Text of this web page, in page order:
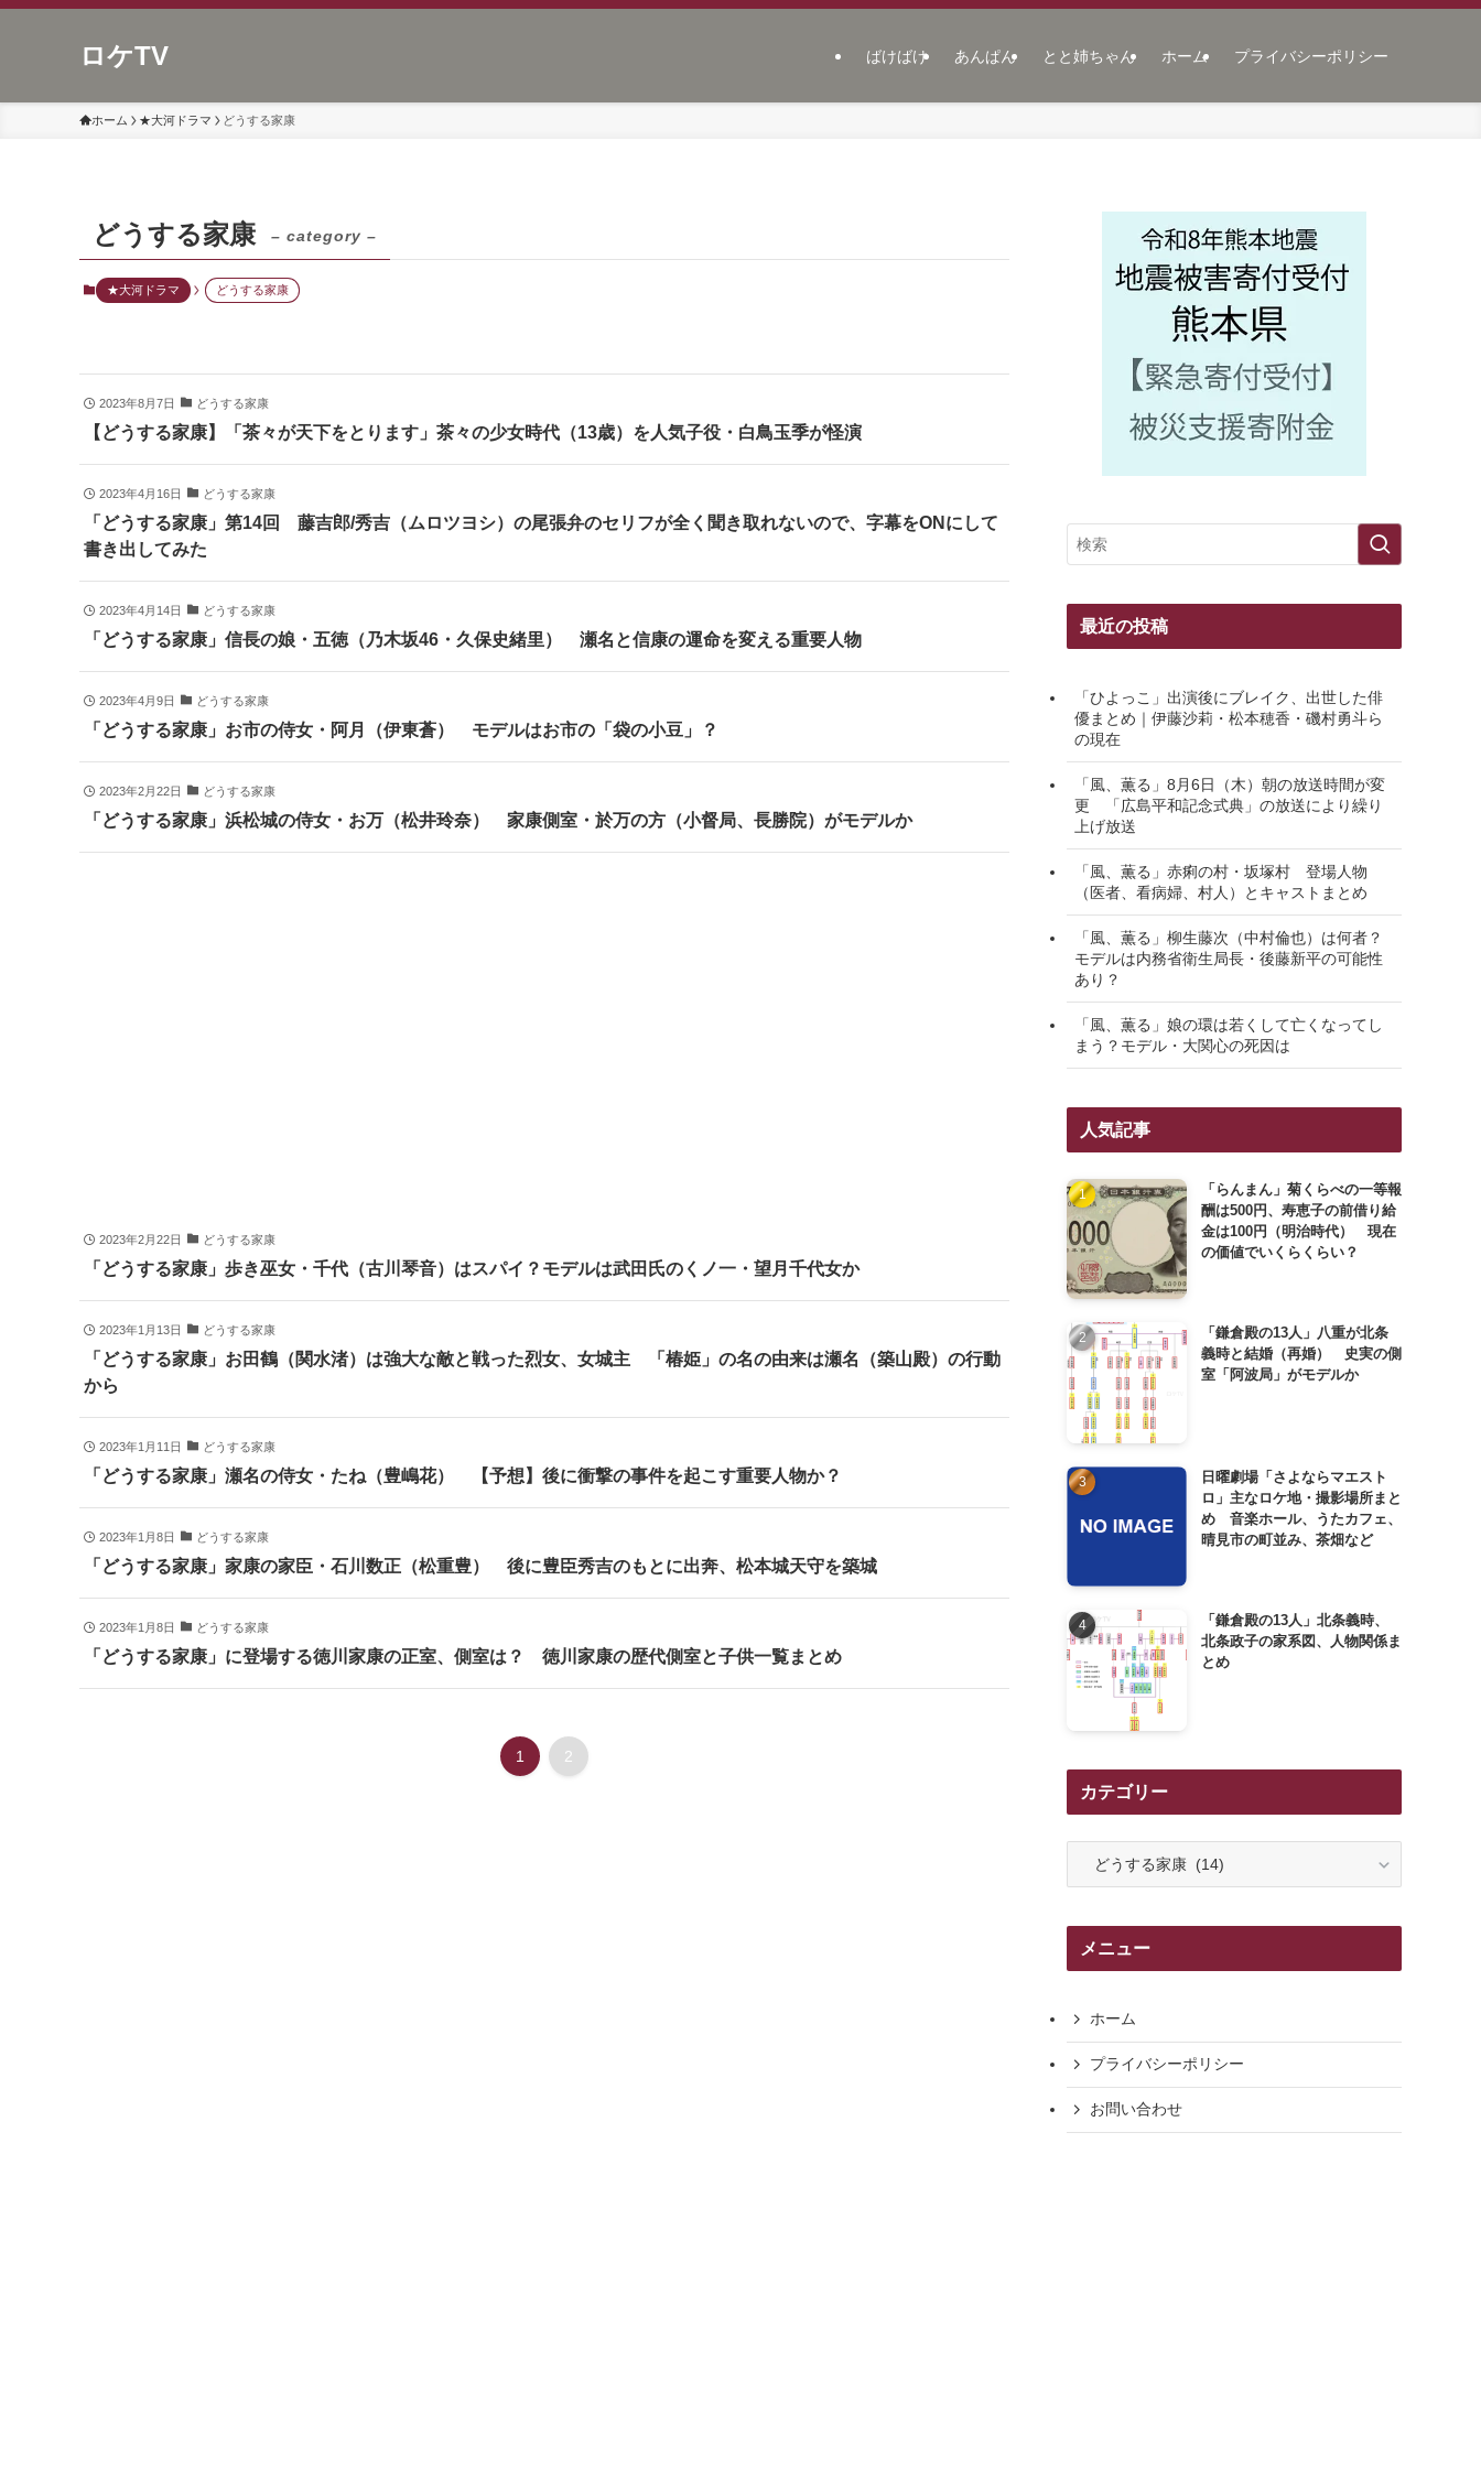
ロケTV ばけばけ あんぱん とと姉ちゃん ホーム プライバシーポリシー
ホーム ★大河ドラマ どうする家康
どうする家康 – category –
★大河ドラマ どうする家康
2023年8月7日 どうする家康
【どうする家康】「茶々が天下をとります」茶々の少女時代（13歳）を人気子役・白鳥玉季が怪演
2023年4月16日 どうする家康
「どうする家康」第14回 藤吉郎/秀吉（ムロツヨシ）の尾張弁のセリフが全く聞き取れないので、字幕をONにして
書き出してみた
2023年4月14日 どうする家康
「どうする家康」信長の娘・五徳（乃木坂46・久保史緒里） 瀬名と信康の運命を変える重要人物
2023年4月9日 どうする家康
「どうする家康」お市の侍女・阿月（伊東蒼） モデルはお市の「袋の小豆」？
2023年2月22日 どうする家康
「どうする家康」浜松城の侍女・お万（松井玲奈） 家康側室・於万の方（小督局、長勝院）がモデルか
2023年2月22日 どうする家康
「どうする家康」歩き巫女・千代（古川琴音）はスパイ？モデルは武田氏のくノ一・望月千代女か
2023年1月13日 どうする家康
「どうする家康」お田鶴（関水渚）は強大な敵と戦った烈女、女城主 「椿姫」の名の由来は瀬名（築山殿）の行動
から
2023年1月11日 どうする家康
「どうする家康」瀬名の侍女・たね（豊嶋花） 【予想】後に衝撃の事件を起こす重要人物か？
2023年1月8日 どうする家康
「どうする家康」家康の家臣・石川数正（松重豊） 後に豊臣秀吉のもとに出奔、松本城天守を築城
2023年1月8日 どうする家康
「どうする家康」に登場する徳川家康の正室、側室は？ 徳川家康の歴代側室と子供一覧まとめ
1 2
最近の投稿
「ひよっこ」出演後にブレイク、出世した俳
優まとめ｜伊藤沙莉・松本穂香・磯村勇斗ら
の現在
「風、薫る」8月6日（木）朝の放送時間が変
更 「広島平和記念式典」の放送により繰り
上げ放送
「風、薫る」赤痢の村・坂塚村 登場人物
（医者、看病婦、村人）とキャストまとめ
「風、薫る」柳生藤次（中村倫也）は何者？
モデルは内務省衛生局長・後藤新平の可能性
あり？
「風、薫る」娘の環は若くして亡くなってし
まう？モデル・大関心の死因は
人気記事
「らんまん」菊くらべの一等報
酬は500円、寿恵子の前借り給
金は100円（明治時代） 現在
の価値でいくらくらい？
「鎌倉殿の13人」八重が北条
義時と結婚（再婚） 史実の側
室「阿波局」がモデルか
日曜劇場「さよならマエスト
ロ」主なロケ地・撮影場所まと
め 音楽ホール、うたカフェ、
晴見市の町並み、茶畑など
「鎌倉殿の13人」北条義時、
北条政子の家系図、人物関係ま
とめ
カテゴリー
リ
メニュー
ホーム
プライバシーポリシー
お問い合わせ